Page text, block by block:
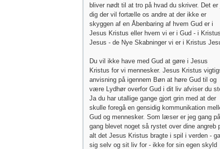
bliver nødt til at tro på hvad du skriver. Det er
dig der vil fortælle os andre at der ikke er
skyggen af en Åbenbaring af hvem Gud er i
Jesus Kristus eller hvem vi er i Gud - i
Jesus - de Nye Skabninger vi er i Kristus
Du vil ikke have med Gud at gøre i Jesus
Kristus for vi mennesker. Jesus Kristus
anvisning på igennem Bøn at høre Gud til og
være Lydhør overfor Gud i dit liv afviser du
Ja du har utallige gange gjort grin med at der
skulle foregå en gensidig kommunikation
Gud og mennesker. Som læser er jeg gang på
gang blevet noget så rystet over dine angreb
alt det Jesus Kristus bragte i spil i verden -
sig selv og sit liv for - ikke for sin egen skyld